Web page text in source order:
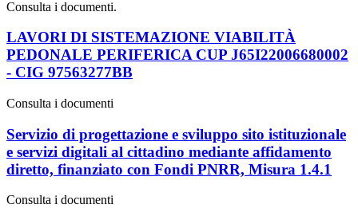
Consulta i documenti.
LAVORI DI SISTEMAZIONE VIABILITÀ
PEDONALE PERIFERICA CUP J65I22006680002
- CIG 97563277BB
Consulta i documenti
Servizio di progettazione e sviluppo sito istituzionale
e servizi digitali al cittadino mediante affidamento
diretto, finanziato con Fondi PNRR, Misura 1.4.1
Consulta i documenti